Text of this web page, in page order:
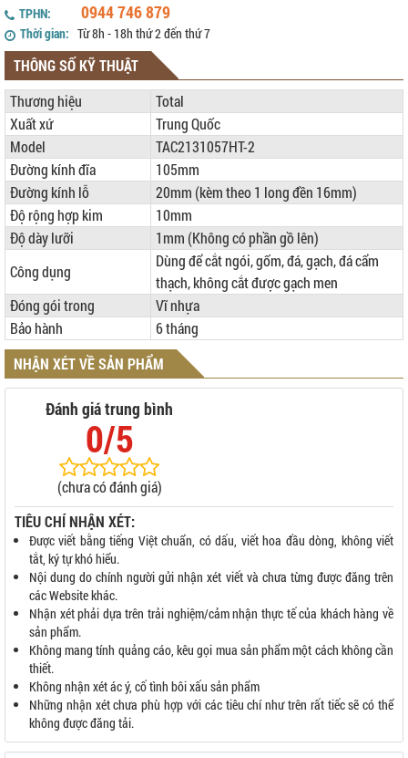
TPHN:
0944 746 879
Thời gian: Từ 8h - 18h thứ 2 đến thứ 7
THÔNG SỐ KỸ THUẬT
Thương hiệu
Total
Xuất xứ
Trung Quốc
Model
TAC2131057HT-2
Đường kính đĩa
105mm
Đường kính lỗ
20mm (kèm theo 1 long đền 16mm)
Độ rộng hợp kim
10mm
Độ dày lưỡi
1mm (Không có phần gồ lên)
Công dụng
Dùng để cắt ngói, gốm, đá, gạch, đá cẩm
thạch, không cắt được gạch men
Đóng gói trong
Vĩ nhựa
Bảo hành
6 tháng
NHẬN XÉT VỀ SẢN PHẨM
Đánh giá trung bình
0/5
(chưa có đánh giá)
TIÊU CHÍ NHẬN XÉT:
Được viết bằng tiếng Việt chuẩn, có dấu, viết hoa đầu dòng, không viết
tắt, ký tự khó hiểu.
Nội dung do chính người gửi nhận xét viết và chưa từng được đăng trên
các Website khác.
Nhận xét phải dựa trên trải nghiệm/cảm nhận thực tế của khách hàng về
sản phẩm.
Không mang tính quảng cáo, kêu gọi mua sản phẩm một cách không cần
thiết.
Không nhận xét ác ý, cố tình bôi xấu sản phẩm
Những nhận xét chưa phù hợp với các tiêu chí như trên rất tiếc sẽ có thể
không được đăng tải.